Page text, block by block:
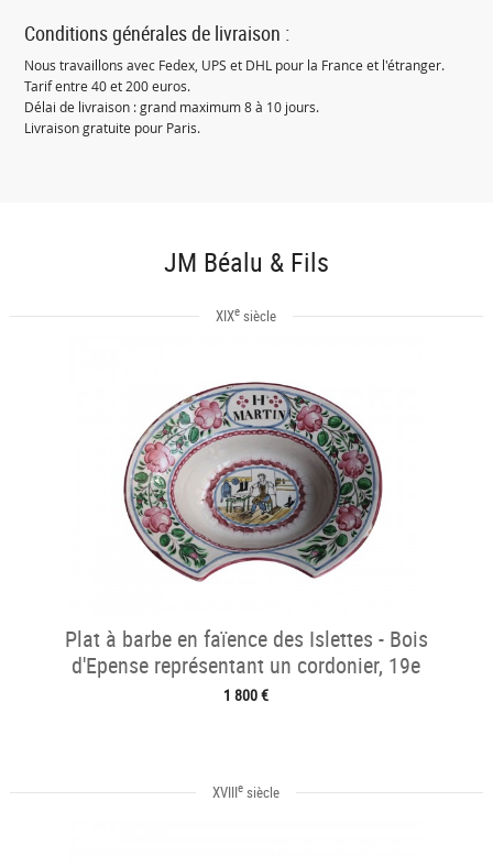
Conditions générales de livraison :
Nous travaillons avec Fedex, UPS et DHL pour la France et l'étranger.
Tarif entre 40 et 200 euros.
Délai de livraison : grand maximum 8 à 10 jours.
Livraison gratuite pour Paris.
JM Béalu & Fils
XIXe siècle
Plat à barbe en faïence des Islettes - Bois
d'Epense représentant un cordonier, 19e
1 800 €
XVIIIe siècle